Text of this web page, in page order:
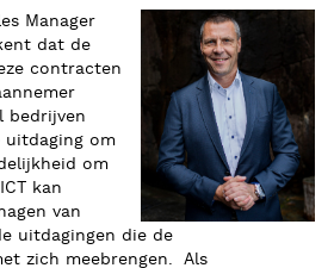
Manager
dat de
contracten
bedrijven
uitdaging om
om
kan
van
uitdagingen die de
zich meebrengen. Als